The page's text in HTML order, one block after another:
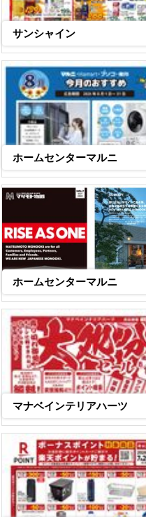
サンシャイン
ホームセンターマルニ
ホームセンターマルニ
マナベインテリアハーツ